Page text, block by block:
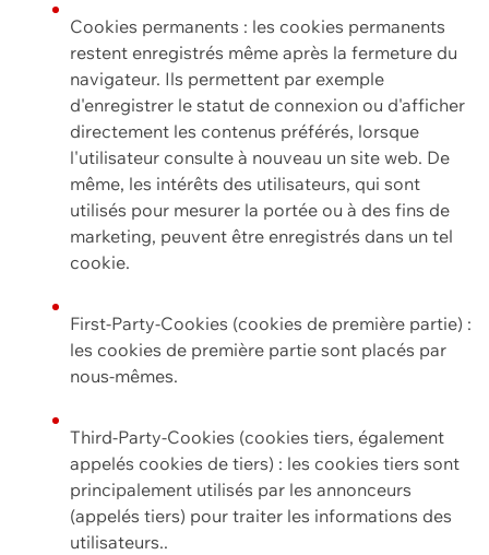
Cookies permanents : les cookies permanents
restent enregistrés même après la fermeture du
navigateur. Ils permettent par exemple
d'enregistrer le statut de connexion ou d'afficher
directement les contenus préférés, lorsque
l'utilisateur consulte à nouveau un site web. De
même, les intérêts des utilisateurs, qui sont
utilisés pour mesurer la portée ou à des fins de
marketing, peuvent être enregistrés dans un tel
cookie.
First-Party-Cookies (cookies de première partie) :
les cookies de première partie sont placés par
nous-mêmes.
Third-Party-Cookies (cookies tiers, également
appelés cookies de tiers) : les cookies tiers sont
principalement utilisés par les annonceurs
(appelés tiers) pour traiter les informations des
utilisateurs..